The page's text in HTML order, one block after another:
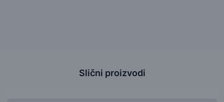
Slični proizvodi